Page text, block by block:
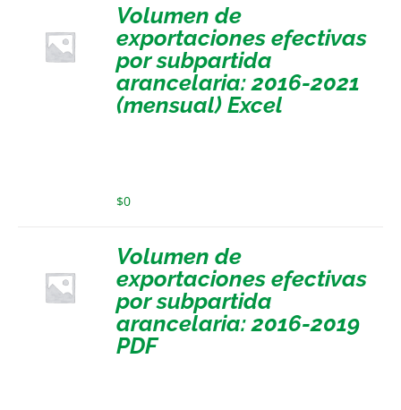
Volumen de
exportaciones efectivas
por subpartida
arancelaria: 2016-2021
(mensual) Excel
$0
Volumen de
exportaciones efectivas
por subpartida
arancelaria: 2016-2019
PDF